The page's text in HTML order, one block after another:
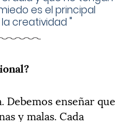
es el principal
creatividad "
Debemos enseñar que
y malas. Cada